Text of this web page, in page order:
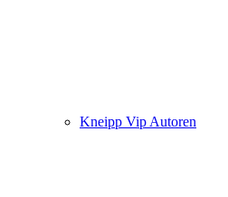
Kneipp Vip Autoren